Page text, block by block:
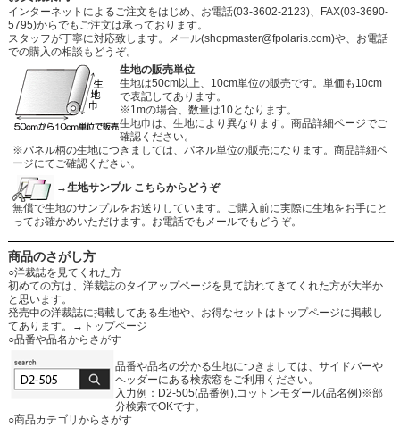
インターネットによるご注文をはじめ、お電話(03-3602-2123)、FAX(03-3690-
5795)からでもご注文は承っております。
スタッフが丁寧に対応致します。メール(shopmaster@fpolaris.com)や、お電話
での購入の相談もどうぞ。
生地の販売単位
生地は50cm以上、10cm単位の販売です。単価も10cm
で表記してあります。
※1mの場合、数量は10となります。
生地巾は、生地により異なります。商品詳細ページでご
確認ください。
※パネル柄の生地につきましては、パネル単位の販売になります。商品詳細ペ
ージにてご確認ください。
→生地サンプル こちらからどうぞ
無償で生地のサンプルをお送りしています。ご購入前に実際に生地をお手にと
ってお確かめいただけます。お電話でもメールでもどうぞ。
商品のさがし方
○洋裁誌を見てくれた方
初めての方は、洋裁誌のタイアップページを見て訪れてきてくれた方が大半か
と思います。
発売中の洋裁誌に掲載してある生地や、お得なセットはトップページに掲載し
てあります。
→トップページ
○品番や品名からさがす
品番や品名の分かる生地につきましては、サイドバーや
ヘッダーにある検索窓をご利用ください。
入力例：D2-505(品番例),コットンモダール(品名例)※部
分検索でOKです。
○商品カテゴリからさがす